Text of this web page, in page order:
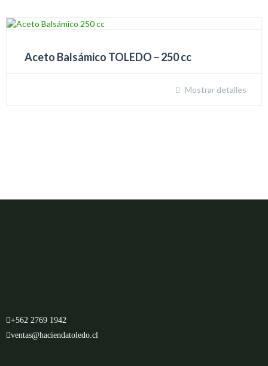
Aceto Balsámico TOLEDO – 250 cc
Mostrar detalles
+562 2769 1942
ventas@haciendatoledo.cl